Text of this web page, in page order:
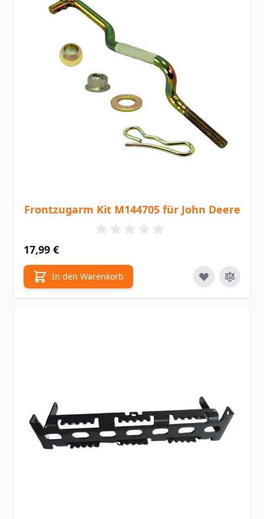
Frontzugarm Kit M144705 für John Deere
17,99 €
In den Warenkorb